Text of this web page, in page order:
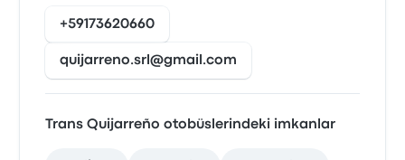
+59173620660
quijarreno.srl@gmail.com
Trans Quijarreño otobüslerindeki imkanlar